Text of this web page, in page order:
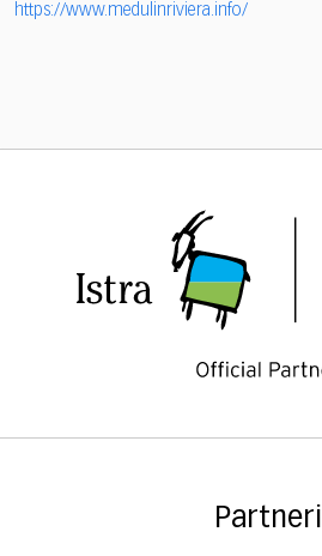
https://www.medulinriviera.info/
Partneri